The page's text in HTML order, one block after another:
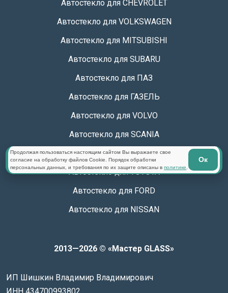
Автостекло для CHEVROLET
Автостекло для VOLKSWAGEN
Автостекло для MITSUBISHI
Автостекло для SUBARU
Автостекло для ПАЗ
Автостекло для ГАЗЕЛЬ
Автостекло для VOLVO
Автостекло для SCANIA
Автостекло для KIA
Автостекло для TOYOTA
Автостекло для FORD
Автостекло для NISSAN
2013—2026 © «Мастер GLASS»
ИП Шишкин Владимир Владимирович
Продолжая пользоваться настоящим сайтом Вы выражаете свое
согласие на обработку файлов Cookie. Порядок обработки
персональных данных, и требования по их защите описаны вполитике.
Ок